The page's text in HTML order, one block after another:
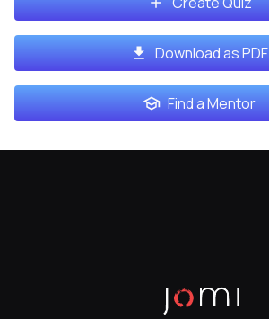
Download as PDF
Find a Mentor